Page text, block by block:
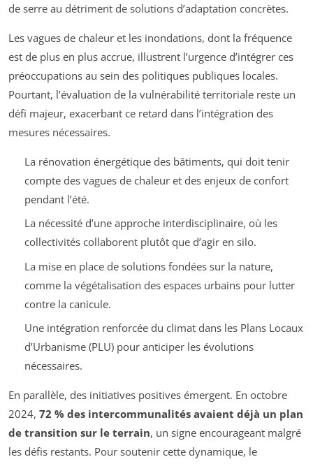
de serre au détriment de solutions d’adaptation concrètes.
Les vagues de chaleur et les inondations, dont la fréquence
est de plus en plus accrue, illustrent l’urgence d’intégrer ces
préoccupations au sein des politiques publiques locales.
Pourtant, l’évaluation de la vulnérabilité territoriale reste un
défi majeur, exacerbant ce retard dans l’intégration des
mesures nécessaires.
La rénovation énergétique des bâtiments, qui doit tenir
compte des vagues de chaleur et des enjeux de confort
pendant l’été.
La nécessité d’une approche interdisciplinaire, où les
collectivités collaborent plutôt que d’agir en silo.
La mise en place de solutions fondées sur la nature,
comme la végétalisation des espaces urbains pour lutter
contre la canicule.
Une intégration renforcée du climat dans les Plans Locaux
d’Urbanisme (PLU) pour anticiper les évolutions
nécessaires.
En parallèle, des initiatives positives émergent. En octobre
2024, 72 % des intercommunalités avaient déjà un plan
de transition sur le terrain, un signe encourageant malgré
les défis restants. Pour soutenir cette dynamique, le